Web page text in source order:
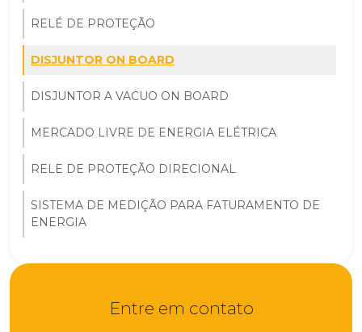
RELÉ DE PROTEÇÃO
DISJUNTOR ON BOARD
DISJUNTOR A VACUO ON BOARD
MERCADO LIVRE DE ENERGIA ELÉTRICA
RELE DE PROTEÇÃO DIRECIONAL
SISTEMA DE MEDIÇÃO PARA FATURAMENTO DE
ENERGIA
Entre em contato